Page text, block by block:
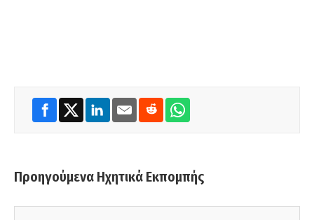
Προηγούμενα Ηχητικά Εκπομπής